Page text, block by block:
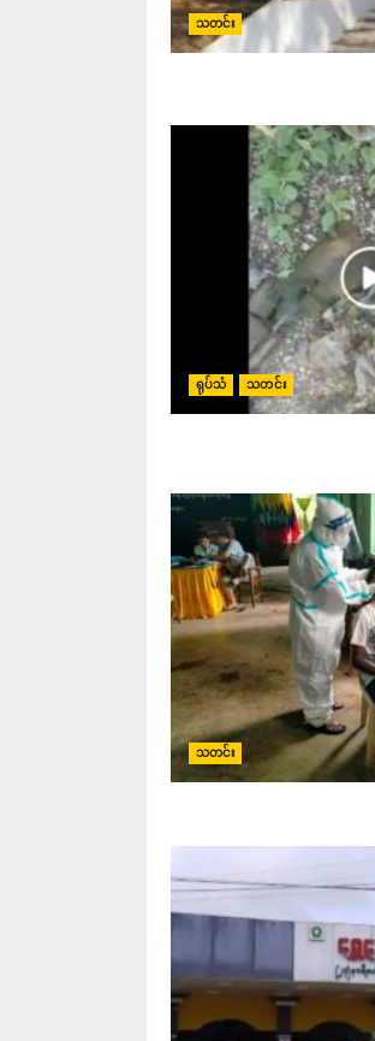
သတင်း
ရုပ်သံ သတင်း
သတင်း